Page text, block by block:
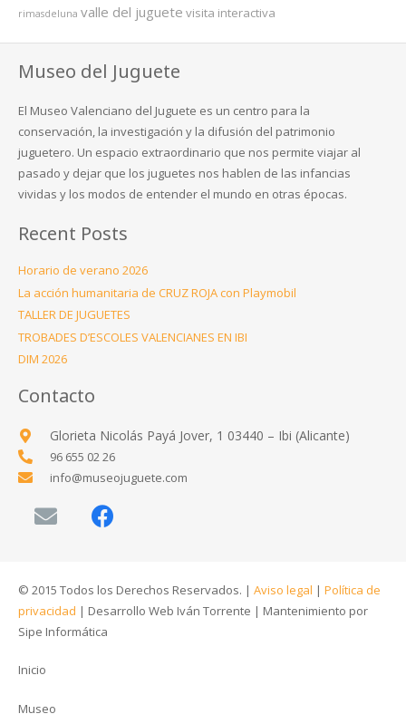
rimasdeluna valle del juguete visita interactiva
Museo del Juguete
El Museo Valenciano del Juguete es un centro para la
conservación, la investigación y la difusión del patrimonio
juguetero. Un espacio extraordinario que nos permite viajar al
pasado y dejar que los juguetes nos hablen de las infancias
vividas y los modos de entender el mundo en otras épocas.
Recent Posts
Horario de verano 2026
La acción humanitaria de CRUZ ROJA con Playmobil
TALLER DE JUGUETES
TROBADES D’ESCOLES VALENCIANES EN IBI
DIM 2026
Contacto
Glorieta Nicolás Payá Jover, 1 03440 – Ibi (Alicante)
96 655 02 26
info@museojuguete.com
© 2015 Todos los Derechos Reservados. | Aviso legal | Política de
privacidad | Desarrollo Web Iván Torrente | Mantenimiento por
Sipe Informática
Inicio
Museo